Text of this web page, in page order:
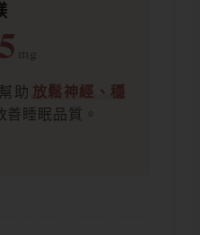
mg
助 放鬆神經、穩
善睡眠品質。